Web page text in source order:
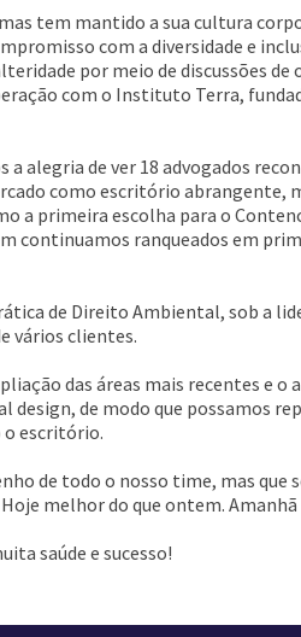
tem mantido a sua cultura
com a diversidade e
por meio de discussões
com o Instituto Terra,
alegria de ver 18 advogados
como escritório abrangente,
a primeira escolha para o
continuamos ranqueados em
de Direito Ambiental, sob a
vários clientes.
das áreas mais recentes e
de modo que possamos
o escritório.
de todo o nosso time, mas que
melhor do que ontem.
saúde e sucesso!